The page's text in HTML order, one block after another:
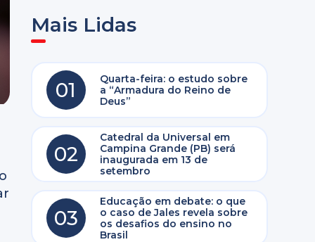
Mais Lidas
01
Quarta-feira: o estudo sobre
a “Armadura do Reino de
Deus”
02
Catedral da Universal em
Campina Grande (PB) será
inaugurada em 13 de
setembro
03
Educação em debate: o que
o caso de Jales revela sobre
os desafios do ensino no
Brasil